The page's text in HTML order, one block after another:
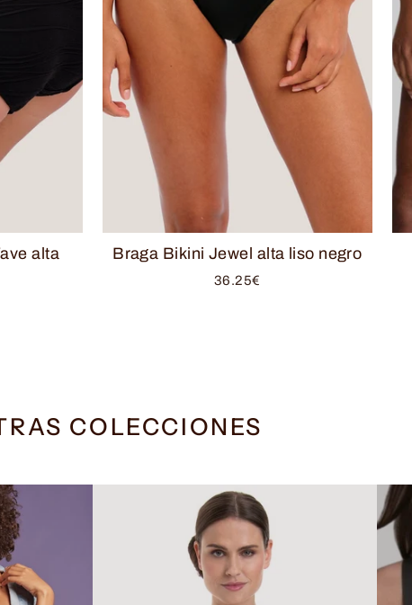
alta
Braga Bikini Jewel alta liso negro
36.25€
COLECCIONES